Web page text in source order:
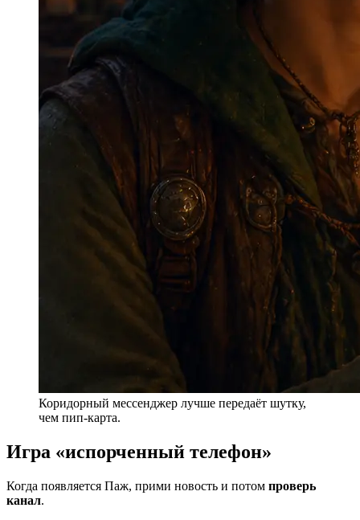
Коридорный мессенджер лучше передаёт шутку,
чем пип-карта.
Игра «испорченный телефон»
Когда появляется Паж, прими новость и потом проверь
канал.